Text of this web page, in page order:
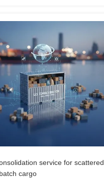
service for scattered
cargo